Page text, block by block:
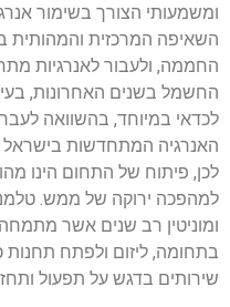
ומשמעותי הצורך בשימור
השאיפה המרכזית והמהותית
החממה, ולעבור לאנרגיות
החשמל בשנים האחרונות,
לכדאי במיוחד, בהשוואה
האנרגיה המתחדשות בישראל
לכן, פיתוח של התחום הינו
למהפכה ירוקה של ממש.
ומוניטין רב שנים אשר
בתחומה, ליזום ולפתח תחנות
שירותים בדגש על תפעול